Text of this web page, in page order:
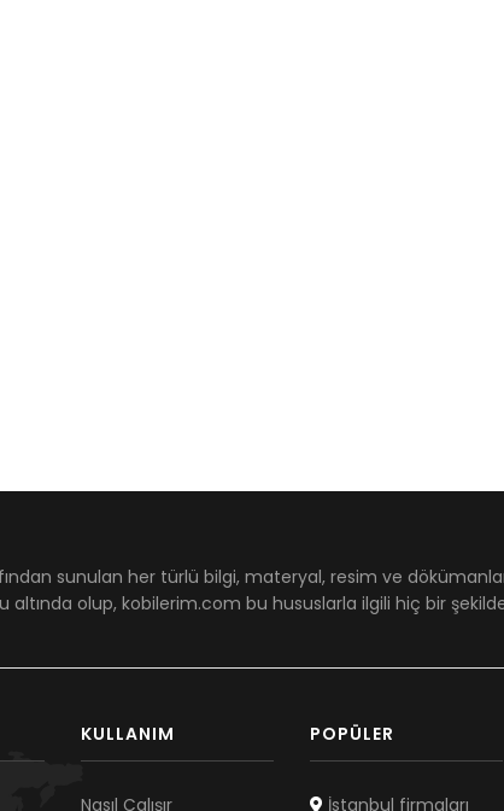
sunulan her türlü bilgi, materyal, resim ve
altında olup, kobilerim.com bu hususlarla ilgili hiç bir
KULLANIM
Nasıl Çalışır
POPÜLER
İstanbul firmaları